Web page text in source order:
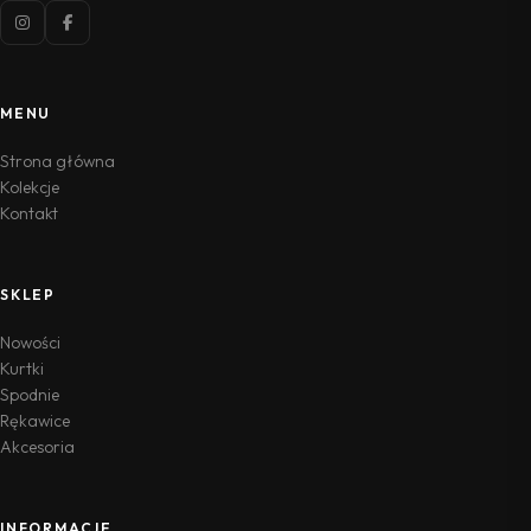
MENU
Strona główna
Kolekcje
Kontakt
SKLEP
Nowości
Kurtki
Spodnie
Rękawice
Akcesoria